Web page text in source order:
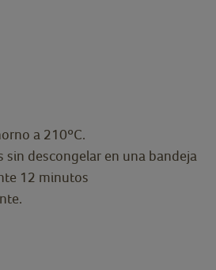
a 210ºC.
sin descongelar en una bandeja
12 minutos